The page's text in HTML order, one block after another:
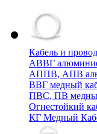
Кабель и провод
АВВГ
АППВ, АПВ
ВВГ медный
ПВС, ПВ
Огнестойкий
КГ Медный